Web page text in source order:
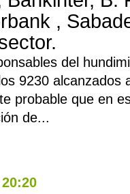
,
del
9230 alcanzados
probable que en
de...